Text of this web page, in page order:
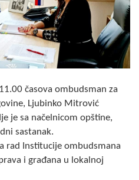
jezero
UPRAVA
časova ombudsman za
Ljubinko Mitrović
je sa načelnicom opštine,
sastanak.
rad Institucije ombudsmana
i građana u lokalnoj